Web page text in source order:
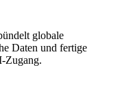
globale
Daten und fertige
Zugang.